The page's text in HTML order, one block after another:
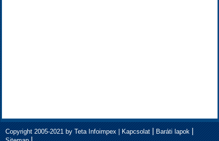
Copyright 2005-2021 by Teta Infoimpex | Kapcsolat| Baráti lapok|